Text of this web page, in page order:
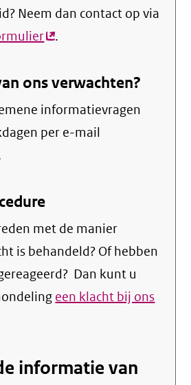
Neem dan contact op via
(externe
.
ons verwachten?
informatievragen
per e-mail
met de manier
is behandeld? Of hebben
Dan kunt u
een klacht bij ons
informatie van